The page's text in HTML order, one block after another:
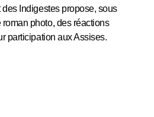
des Indigestes propose, sous
roman photo, des réactions
participation aux Assises.